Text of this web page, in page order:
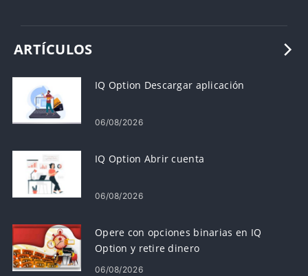
ARTÍCULOS
IQ Option Descargar aplicación
06/08/2026
IQ Option Abrir cuenta
06/08/2026
Opere con opciones binarias en IQ
Option y retire dinero
06/08/2026